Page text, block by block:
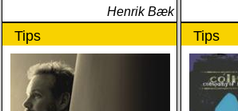
Henrik Bæk
Tips Tips